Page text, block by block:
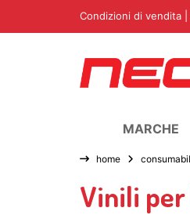
Condizioni di vendita
MARCHE
home
Vinili